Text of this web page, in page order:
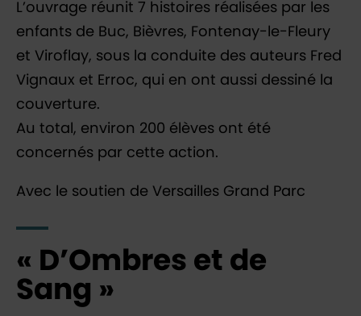
L’ouvrage réunit 7 histoires réalisées par les
enfants de Buc, Bièvres, Fontenay-le-Fleury
et Viroflay, sous la conduite des auteurs Fred
Vignaux et Erroc, qui en ont aussi dessiné la
couverture.
Au total, environ 200 élèves ont été
concernés par cette action.
Avec le soutien de Versailles Grand Parc
« D’Ombres et de
Sang »